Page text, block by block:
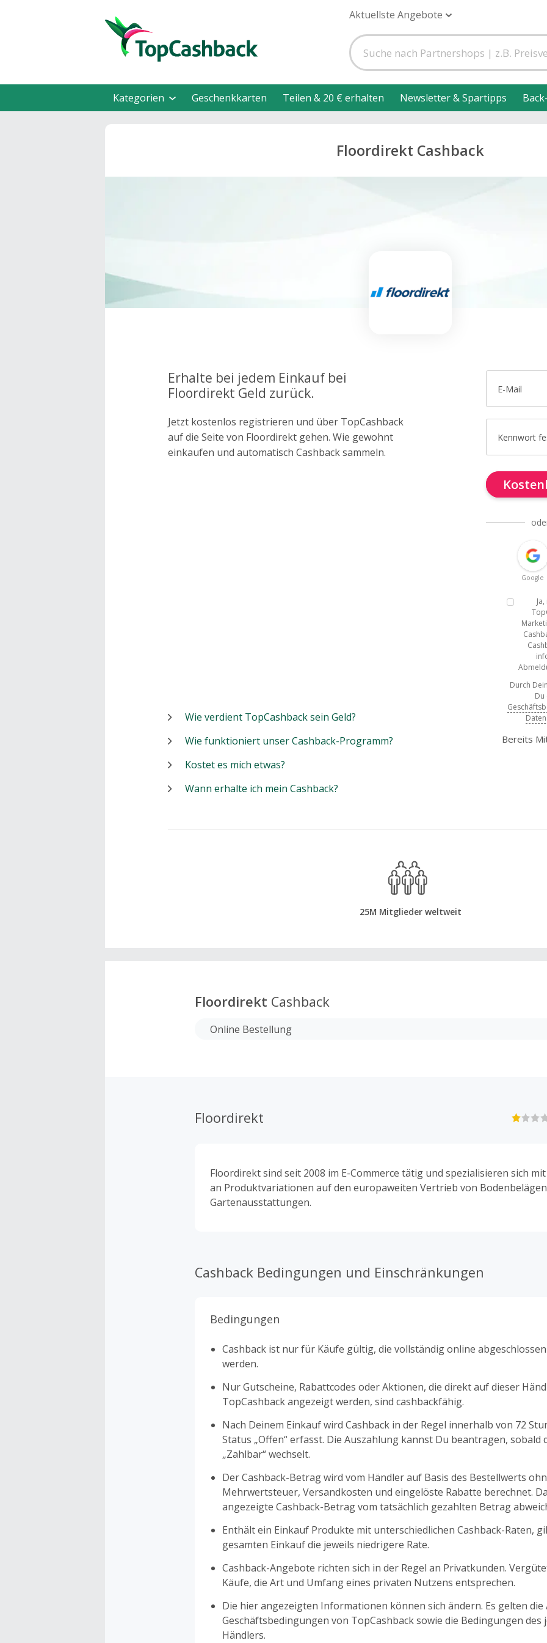
Aktuellste Angebote
Kategorien Geschenkkarten Teilen & 20 € erhalten Newsletter & Spartipps
Floordirekt Cashback
Erhalte bei jedem Einkauf bei
Floordirekt Geld zurück.
Jetzt kostenlos registrieren und über TopCashback
auf die Seite von Floordirekt gehen. Wie gewohnt
einkaufen und automatisch Cashback sammeln.
E-Mail
Kennwort
Google
Durch
Bereits
Wie verdient TopCashback sein Geld?
Wie funktioniert unser Cashback-Programm?
Kostet es mich etwas?
Wann erhalte ich mein Cashback?
25M Mitglieder weltweit
Floordirekt Cashback
Online Bestellung
Floordirekt
Floordirekt sind seit 2008 im E-Commerce tätig und spezialisieren sich
an Produktvariationen auf den europaweiten Vertrieb von
Gartenausstattungen.
Cashback Bedingungen und Einschränkungen
Bedingungen
Cashback ist nur für Käufe gültig, die vollständig online
werden.
Nur Gutscheine, Rabattcodes oder Aktionen, die direkt auf dieser
TopCashback angezeigt werden, sind cashbackfähig.
Nach Deinem Einkauf wird Cashback in der Regel innerhalb von 72
Status „Offen“ erfasst. Die Auszahlung kannst Du beantragen, sobald
„Zahlbar“ wechselt.
Der Cashback-Betrag wird vom Händler auf Basis des Bestellwerts
Mehrwertsteuer, Versandkosten und eingelöste Rabatte berechnet.
angezeigte Cashback-Betrag vom tatsächlich gezahlten Betrag
Enthält ein Einkauf Produkte mit unterschiedlichen Cashback-Raten,
gesamten Einkauf die jeweils niedrigere Rate.
Cashback-Angebote richten sich in der Regel an Privatkunden.
Käufe, die Art und Umfang eines privaten Nutzens entsprechen.
Die hier angezeigten Informationen können sich ändern. Es gelten die
Geschäftsbedingungen von TopCashback sowie die Bedingungen des
Händlers.